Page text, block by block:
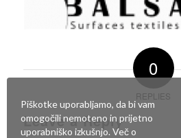
0
REPLIES
Leave a Reply
Piškotke uporabljamo, da bi vam
omogočili nemoteno in prijetno
uporabniško izkušnjo. Več o